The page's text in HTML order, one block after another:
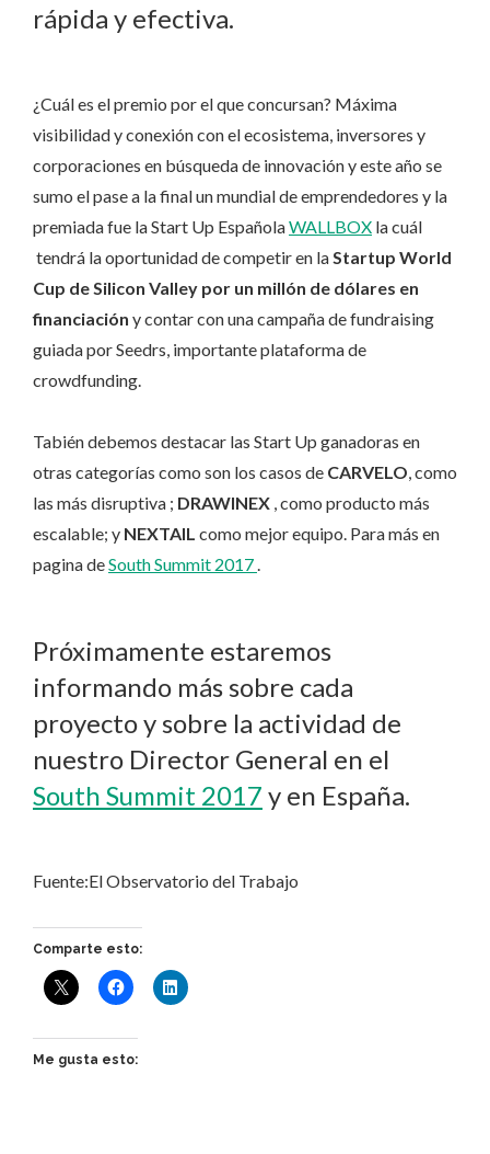
rápida y efectiva.
¿Cuál es el premio por el que concursan? Máxima
visibilidad y conexión con el ecosistema, inversores y
corporaciones en búsqueda de innovación y este año se
sumo el pase a la final un mundial de emprendedores y la
premiada fue la Start Up EspañolaWALLBOX la cuál
tendrá la oportunidad de competir en la Startup World
Cup de Silicon Valley por un millón de dólares en
financiación y contar con una campaña de fundraising
guiada por Seedrs, importante plataforma de
crowdfunding.
Tabién debemos destacar las Start Up ganadoras en
otras categorías como son los casos de CARVELO , como
las más disruptiva ; DRAWINEX , como producto más
escalable; y NEXTAIL como mejor equipo. Para más en
pagina deSouth Summit 2017
Próximamente estaremos
informando más sobre cada
proyecto y sobre la actividad de
nuestro Director General en el
South Summit 2017 y en España.
Fuente:El Observatorio del Trabajo
Comparte esto:
Me gusta esto: